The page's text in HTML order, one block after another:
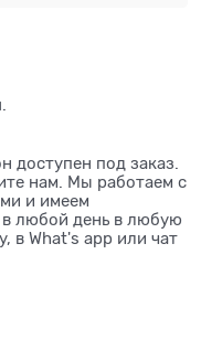
доступен под заказ.
нам. Мы работаем с
и имеем
в любой день в любую
в What's app или чат